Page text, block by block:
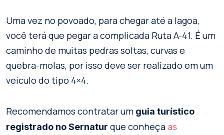
Uma vez no povoado, para chegar até a lagoa,
você terá que pegar a complicada Ruta A-41. É um
caminho de muitas pedras soltas, curvas e
quebra-molas, por isso deve ser realizado em um
veículo do tipo 4×4.
Recomendamos contratar um guia turístico
registrado no Sernatur que conheça as